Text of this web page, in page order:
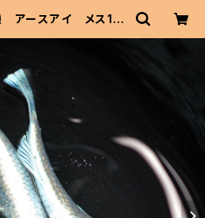
アースアイ メス1匹
ィッシュファームBA
SEショップ